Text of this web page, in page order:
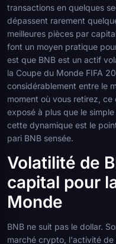
transactions en quelques
dépassent rarement
meilleures pièces par
font un moyen pratique
est que BNB est un actif
la Coupe du Monde FIFA
considérablement entre le
moment où vous retirez,
exposé à plus que le
cette dynamique est le
pari BNB sensée.
Volatilité de
capital pour
Monde
BNB ne suit pas le dollar.
marché crypto, l'activité de